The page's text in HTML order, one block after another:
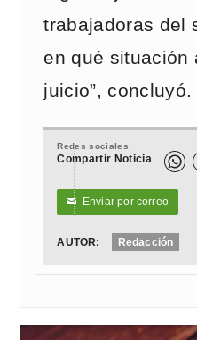
trabajadoras del
en qué situación
juicio”, concluyó.
Redes sociales
Compartir Noticia
✉ Enviar por correo
AUTOR: Redacción